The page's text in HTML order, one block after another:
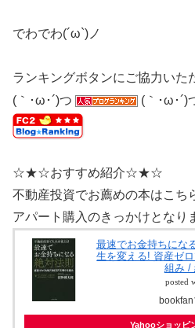
でわでわ(´ω`)ノ
ランキングボタンにご協力いた
(｀･ω･´)つ
(｀･ω･´)
☆★☆おすすめ紹介☆★☆
不動産投資でお薦めの本はこち
アパート購入のきっかけとなり
最速でお金持ちにな
生を変える! 資産ゼ
組み /
posted
Yahooショッピ